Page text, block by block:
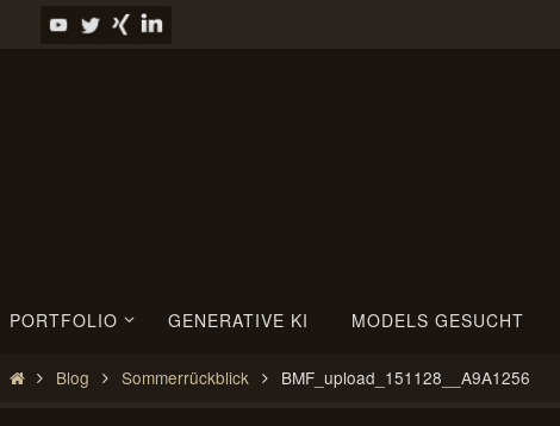
Inhalt
PORTFOLIO GENERATIVE KI MODELS GESUCHT
StartBlog Sommerrückblick BMF_upload_151128__A9A1256